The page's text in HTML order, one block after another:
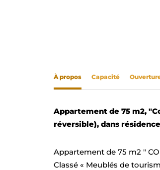
À propos Capacité
Appartement de 75 m2,
réversible), dans
Appartement de 75 m2 "
Classé « Meublés de